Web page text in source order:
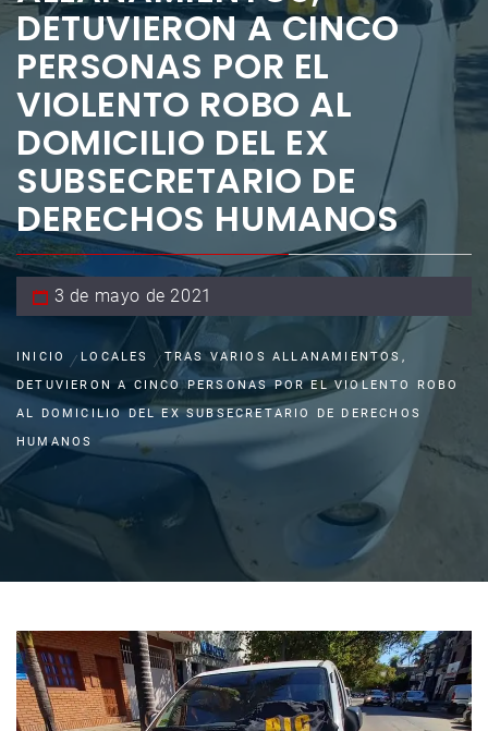
DETUVIERON A CINCO
PERSONAS POR EL
VIOLENTO ROBO AL
DOMICILIO DEL EX
SUBSECRETARIO DE
DERECHOS HUMANOS
3 de mayo de 2021
INICIO LOCALES
TRAS VARIOS ALLANAMIENTOS,
DETUVIERON A CINCO PERSONAS POR EL VIOLENTO ROBO
AL DOMICILIO DEL EX SUBSECRETARIO DE DERECHOS
HUMANOS